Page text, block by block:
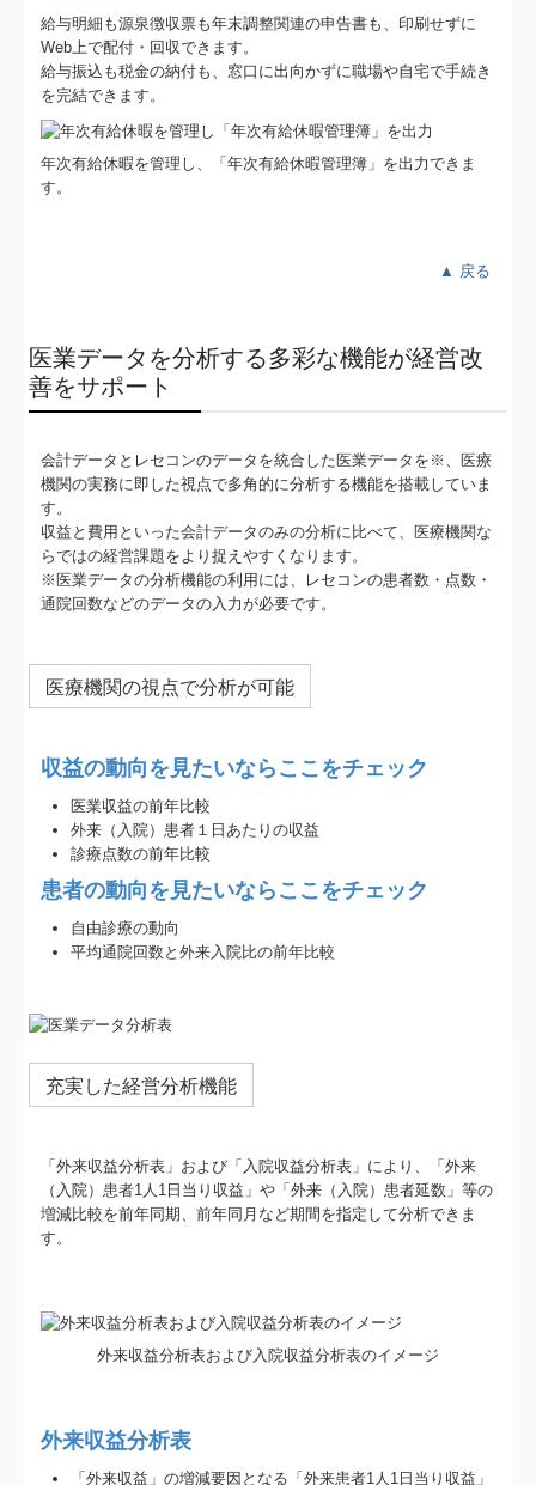
給与明細も源泉徴収票も年末調整関連の申告書も、印刷せずに
Web上で配付・回収できます。
給与振込も税金の納付も、窓口に出向かずに職場や自宅で手続き
を完結できます。
年次有給休暇を管理し、「年次有給休暇管理簿」を出力できま
す。
▲ 戻る
医業データを分析する多彩な機能が経営改
善をサポート
会計データとレセコンのデータを統合した医業データを※、医療
機関の実務に即した視点で多角的に分析する機能を搭載していま
す。
収益と費用といった会計データのみの分析に比べて、医療機関な
らではの経営課題をより捉えやすくなります。
※医業データの分析機能の利用には、レセコンの患者数・点数・
通院回数などのデータの入力が必要です。
医療機関の視点で分析が可能
収益の動向を見たいならここをチェック
医業収益の前年比較
外来（入院）患者１日あたりの収益
診療点数の前年比較
患者の動向を見たいならここをチェック
自由診療の動向
平均通院回数と外来入院比の前年比較
充実した経営分析機能
「外来収益分析表」および「入院収益分析表」により、「外来
（入院）患者1人1日当り収益」や「外来（入院）患者延数」等の
増減比較を前年同期、前年同月など期間を指定して分析できま
す。
外来収益分析表および入院収益分析表のイメージ
外来収益分析表
「外来収益」の増減要因となる「外来患者1人1日当り収益」